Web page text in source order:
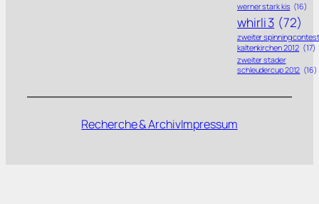
werner stark kis (16)
whirli 3 (72)
zweiter spinning contest
kaltenkirchen 2012 (17)
zweiter stader
schleudercup 2012 (16)
Recherche & ArchivImpressum